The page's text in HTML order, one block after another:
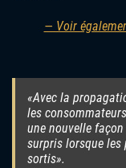
— Voir
«Avec la
les
une nouvelle façon
surpris lorsque les
sortis».